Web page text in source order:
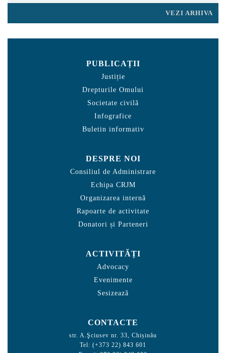
VEZI ARHIVA
PUBLICAȚII
Justiție
Drepturile Omului
Societate civilă
Infografice
Buletin informativ
DESPRE NOI
Consiliul de Administrare
Echipa CRJM
Organizarea internă
Rapoarte de activitate
Donatori și Parteneri
ACTIVITĂȚI
Advocacy
Evenimente
Sesizează
CONTACTE
str. A.Şciusev nr. 33, Chișinău
Tel: (+373 22) 843 601